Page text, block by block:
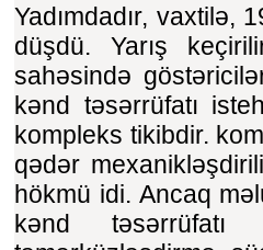
Yadımdadır, vaxtilə,
düşdü. Yarış
sahəsində
kənd təsərrüfatı
kompleks tikibdir.
qədər
hökmü idi. Ancaq
kənd